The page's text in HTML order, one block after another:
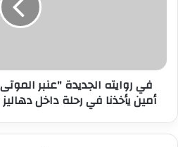
في روايته الجديدة "عنبر
أمين يأخذنا في رحلة داخل